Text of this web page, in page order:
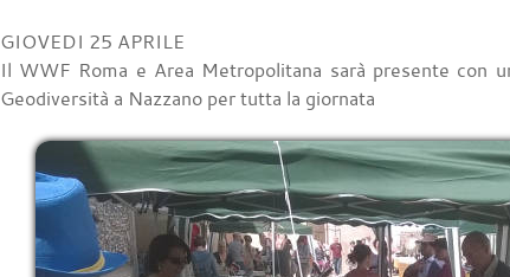
GIOVEDI 25 APRILE
Il WWF Roma e Area Metropolitana sarà presente con
Geodiversità a Nazzano per tutta la giornata